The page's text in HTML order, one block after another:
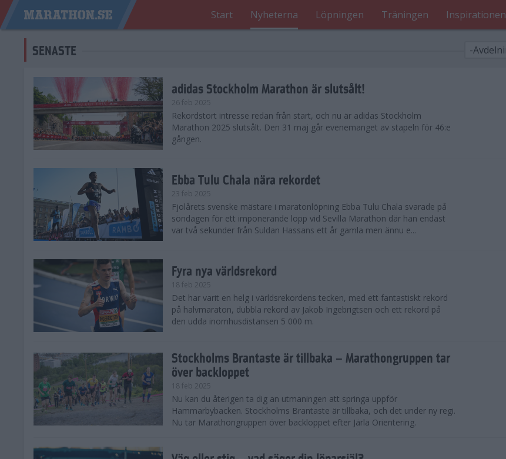
Start Nyheterna Löpningen Träningen Inspirationen
SENASTE
adidas Stockholm Marathon är slutsålt!
26 feb 2025
Rekordstort intresse redan från start, och nu är adidas Stockholm
Marathon 2025 slutsålt. Den 31 maj går evenemanget av stapeln för 46:e
gången.
Ebba Tulu Chala nära rekordet
23 feb 2025
Fjolårets svenske mästare i maratonlöpning Ebba Tulu Chala svarade på
söndagen för ett imponerande lopp vid Sevilla Marathon där han endast
var två sekunder från Suldan Hassans ett år gamla men ännu e...
Fyra nya världsrekord
18 feb 2025
Det har varit en helg i världsrekordens tecken, med ett fantastiskt rekord
på halvmaraton, dubbla rekord av Jakob Ingebrigtsen och ett rekord på
den udda inomhusdistansen 5 000 m.
Stockholms Brantaste är tillbaka – Marathongruppen tar
över backloppet
18 feb 2025
Nu kan du återigen ta dig an utmaningen att springa uppför
Hammarbybacken. Stockholms Brantaste är tillbaka, och det under ny regi.
Nu tar Marathongruppen över backloppet efter Järla Orientering.